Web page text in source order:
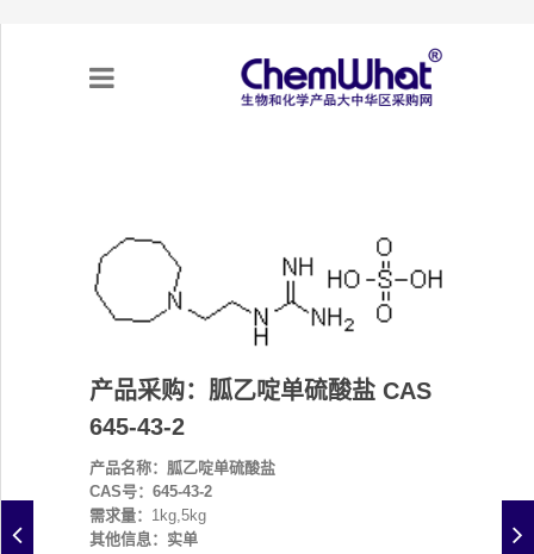
项目合作
专题采购
不可靠实体清单（UEL）
产品采购：胍乙啶单硫酸盐 CAS
645-43-2
产品名称：胍乙啶单硫酸盐
CAS号：645-43-2
需求量： 1kg,5kg
其他信息：实单